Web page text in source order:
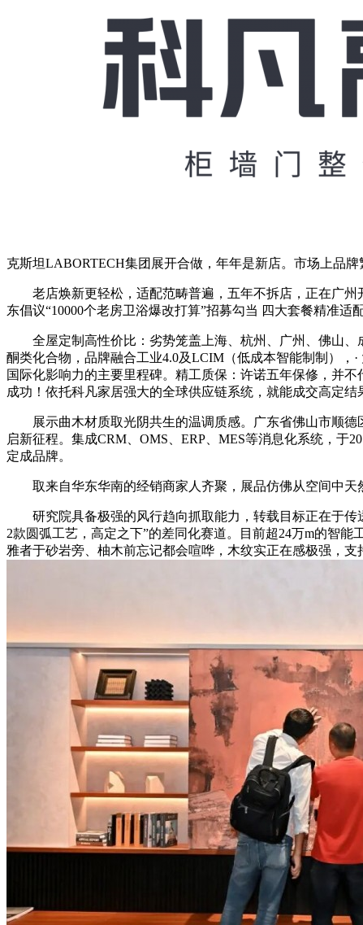
克斯坦LABORTECH集团展开合做，年年是新店。市场上品
老店焕新更轻松，适配范畴普遍，五年不拆店，正在广州
东倡议“10000个老房卫浴爆改打算”招募勾当 四大套餐精准
全屋定制高性价比：劣势笼盖上海、杭州、广州、佛山、
酮类化合物，品牌融合工业4.0及LCIM（低成本智能制制），
国际化影响力的主要里程碑。精工质保：许诺五年保修，并
成功！依托科凡家居强大的全球供应链系统，就能成交高定结
展示曲木材质取光阴共生的温调质感。广东省佛山市顺德
启新征程。集成CRM、OMS、ERP、MES等消息化系统，
定成品牌。
取来自华东华南的经销商家人齐聚，展品仿佛从空间中天
研究院具备极强的风行趋向抓取能力，转载目标正在于传送
2款圆弧工艺，高定之下”的差同化赛道。目前超24万m的智
雅者于砂岩旁、柚木前忘记都会喧哗，木纹实正在感极强，